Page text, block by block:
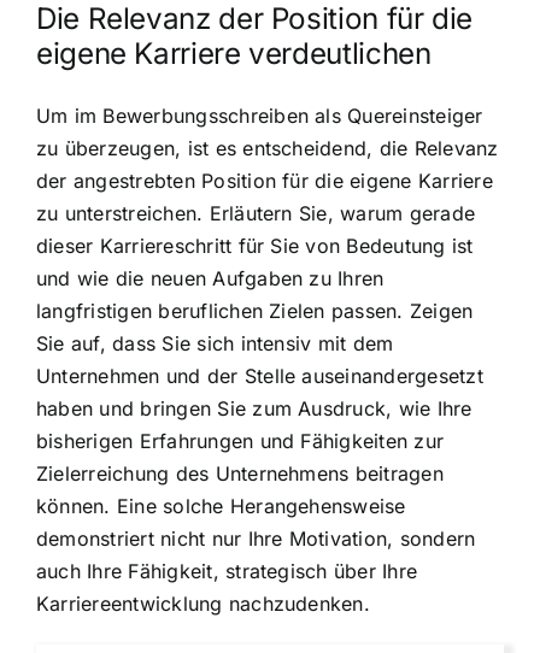
Die Relevanz der Position für die
eigene Karriere verdeutlichen
Um im Bewerbungsschreiben als Quereinsteiger
zu überzeugen, ist es entscheidend, die Relevanz
der angestrebten Position für die eigene Karriere
zu unterstreichen. Erläutern Sie, warum gerade
dieser Karriereschritt für Sie von Bedeutung ist
und wie die neuen Aufgaben zu Ihren
langfristigen beruflichen Zielen passen. Zeigen
Sie auf, dass Sie sich intensiv mit dem
Unternehmen und der Stelle auseinandergesetzt
haben und bringen Sie zum Ausdruck, wie Ihre
bisherigen Erfahrungen und Fähigkeiten zur
Zielerreichung des Unternehmens beitragen
können. Eine solche Herangehensweise
demonstriert nicht nur Ihre Motivation, sondern
auch Ihre Fähigkeit, strategisch über Ihre
Karriereentwicklung nachzudenken.